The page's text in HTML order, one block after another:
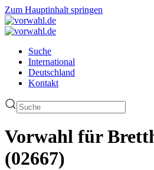
Zum Hauptinhalt springen
Suche
International
Deutschland
Kontakt
Vorwahl für
(02667)